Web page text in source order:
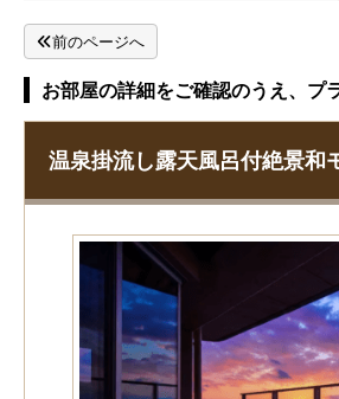
前のページへ
お部屋の詳細をご確認のうえ、プ
温泉掛流し露天風呂付絶景和